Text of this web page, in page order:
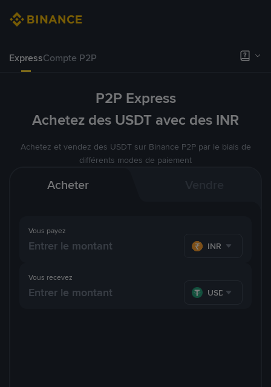
ExpressCompte P2P
P2P Express
Achetez des USDT avec des INR
Achetez et vendez des USDT sur Binance P2P par le biais de
différents modes de paiement
Acheter
Vous payez
INR
Vous recevez
USDT